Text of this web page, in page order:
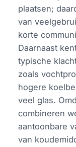
plaatsen;
van
korte
Daarnaast
typische
zoals
hogere
veel glas.
combineren
aantoonbare
van